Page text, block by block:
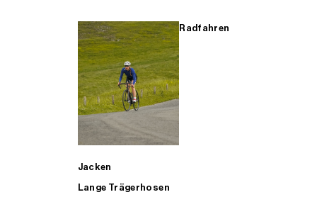
Radfahren
Jacken
Lange Trägerhosen